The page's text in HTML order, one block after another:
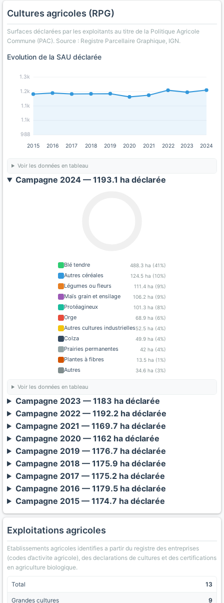
Cultures agricoles (RPG)
Surfaces déclarées par les exploitants au titre de la Politique Agricole
Commune (PAC). Source : Registre Parcellaire Graphique, IGN.
Evolution de la SAU déclarée
988
1.1k
1.1k
1.2k
1.3k
2015 2016 2017 2018 2019 2020 2021 2022 2023 2024
Voir les données en tableau
Campagne 2024 — 1193.1 ha déclarée
Blé tendre 488.3 ha (41%)
Autres céréales 124.5 ha (10%)
Légumes ou fleurs 111.4 ha (9%)
Maïs grain et ensilage 106.2 ha (9%)
Protéagineux 101.3 ha (8%)
Orge 68.9 ha (6%)
Autres cultures industrielles52.5 ha (4%)
Colza 49.9 ha (4%)
Prairies permanentes 42 ha (4%)
Plantes à fibres 13.5 ha (1%)
Autres 34.6 ha (3%)
Voir les données en tableau
Campagne 2023 — 1183 ha déclarée
Campagne 2022 — 1192.2 ha déclarée
Campagne 2021 — 1169.7 ha déclarée
Campagne 2020 — 1162 ha déclarée
Campagne 2019 — 1176.7 ha déclarée
Campagne 2018 — 1175.9 ha déclarée
Campagne 2017 — 1175.2 ha déclarée
Campagne 2016 — 1179.5 ha déclarée
Campagne 2015 — 1174.7 ha déclarée
Exploitations agricoles
Etablissements agricoles identifies a partir du registre des entreprises
(codes d’activite agricole), des declarations de cultures et des certifications
en agriculture biologique.
Total 13
Grandes cultures 9